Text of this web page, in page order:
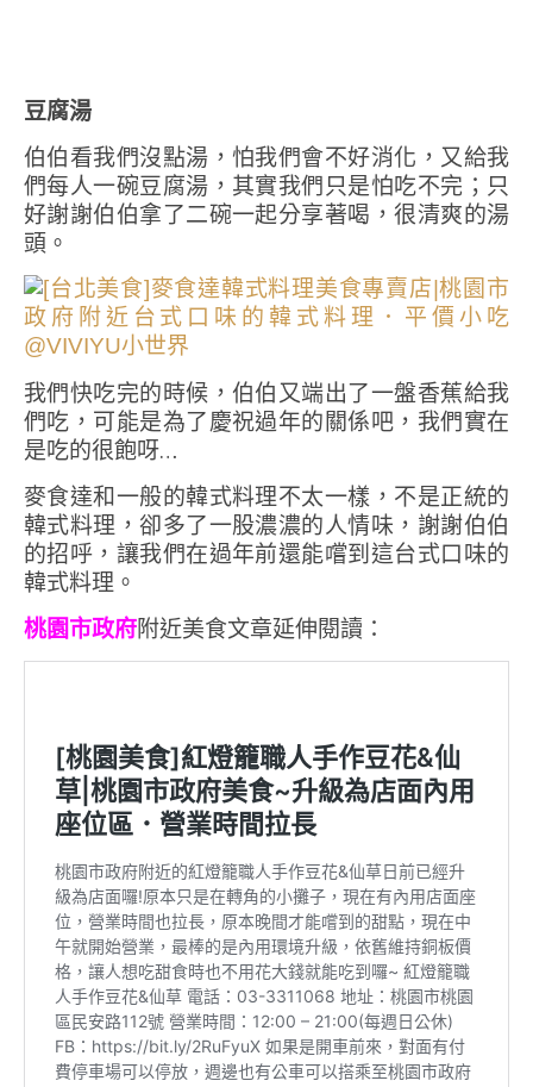
豆腐湯
伯伯看我們沒點湯，怕我們會不好消化，又給我
們每人一碗豆腐湯，其實我們只是怕吃不完；只
好謝謝伯伯拿了二碗一起分享著喝，很清爽的湯
頭。
我們快吃完的時候，伯伯又端出了一盤香蕉給我
們吃，可能是為了慶祝過年的關係吧，我們實在
是吃的很飽呀…
麥食達和一般的韓式料理不太一樣，不是正統的
韓式料理，卻多了一股濃濃的人情味，謝謝伯伯
的招呼，讓我們在過年前還能嚐到這台式口味的
韓式料理。
桃園市政府附近美食文章延伸閱讀：